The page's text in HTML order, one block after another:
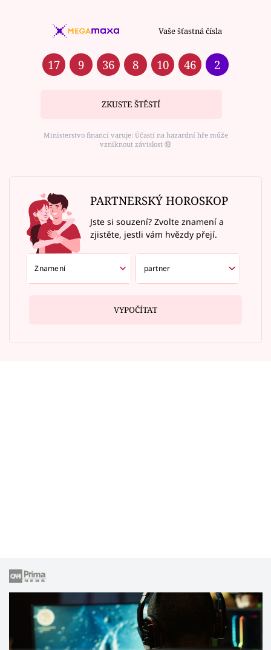
Vaše šťastná čísla
17 9 36 8 10 46 2
ZKUSTE ŠTĚSTÍ
Ministerstvo financí varuje: Účastí na hazardní hře může
vzniknout závislost ⑱
PARTNERSKÝ HOROSKOP
Jste si souzení? Zvolte znamení a
zjistěte, jestli vám hvězdy přejí.
VYPOČÍTAT